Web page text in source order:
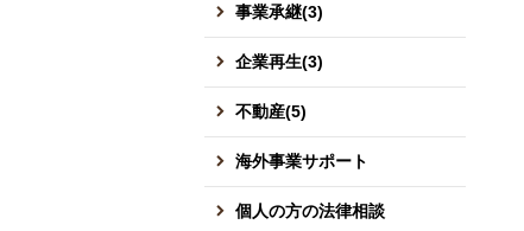
事業承継(3)
企業再生(3)
不動産(5)
海外事業サポート
個人の方の法律相談